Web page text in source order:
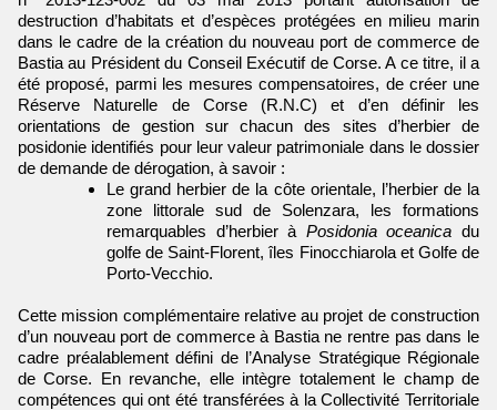
destruction d’habitats et d’espèces protégées en milieu marin
dans le cadre de la création du nouveau port de commerce de
Bastia au Président du Conseil Exécutif de Corse. A ce titre, il a
été proposé, parmi les mesures compensatoires, de créer une
Réserve Naturelle de Corse (R.N.C) et d’en définir les
orientations de gestion sur chacun des sites d’herbier de
posidonie identifiés pour leur valeur patrimoniale dans le dossier
de demande de dérogation, à savoir :
Le grand herbier de la côte orientale, l’herbier de la
zone littorale sud de Solenzara, les formations
remarquables d’herbier à Posidonia oceanica du
golfe de Saint-Florent, îles Finocchiarola et Golfe de
Porto-Vecchio.
Cette mission complémentaire relative au projet de construction
d’un nouveau port de commerce à Bastia ne rentre pas dans le
cadre préalablement défini de l’Analyse Stratégique Régionale
de Corse. En revanche, elle intègre totalement le champ de
compétences qui ont été transférées à la Collectivité Territoriale